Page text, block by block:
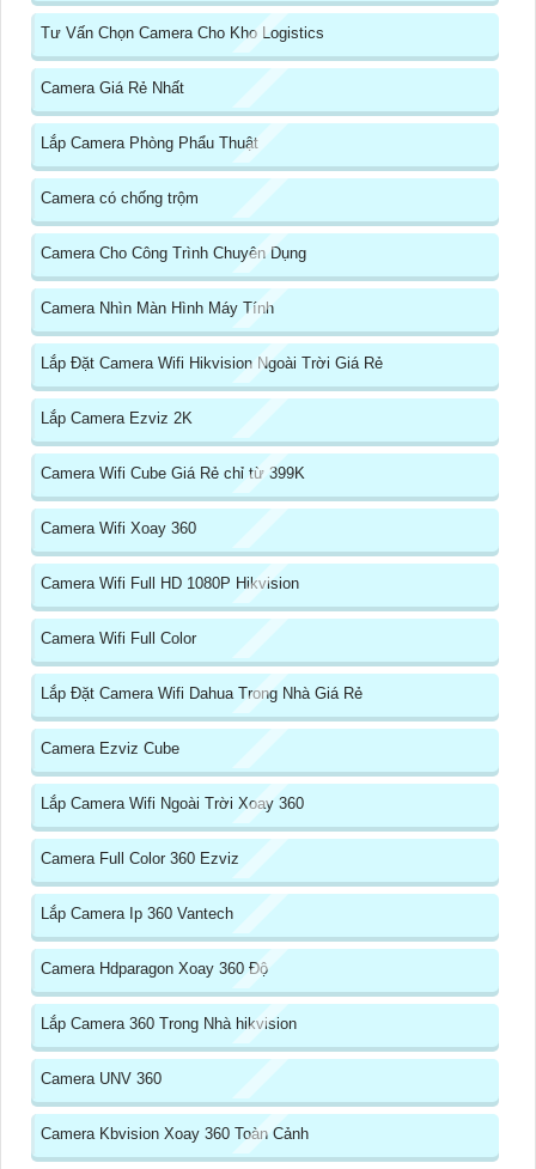
Tư Vấn Chọn Camera Cho Kho Logistics
Camera Giá Rẻ Nhất
Lắp Camera Phòng Phẩu Thuật
Camera có chống trộm
Camera Cho Công Trình Chuyên Dụng
Camera Nhìn Màn Hình Máy Tính
Lắp Đặt Camera Wifi Hikvision Ngoài Trời Giá Rẻ
Lắp Camera Ezviz 2K
Camera Wifi Cube Giá Rẻ chỉ từ 399K
Camera Wifi Xoay 360
Camera Wifi Full HD 1080P Hikvision
Camera Wifi Full Color
Lắp Đặt Camera Wifi Dahua Trong Nhà Giá Rẻ
Camera Ezviz Cube
Lắp Camera Wifi Ngoài Trời Xoay 360
Camera Full Color 360 Ezviz
Lắp Camera Ip 360 Vantech
Camera Hdparagon Xoay 360 Độ
Lắp Camera 360 Trong Nhà hikvision
Camera UNV 360
Camera Kbvision Xoay 360 Toàn Cảnh